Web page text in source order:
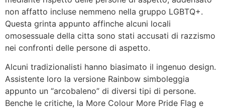
non affatto incluse nemmeno nella gruppo LGBTQ+.
Questa grinta appunto affinche alcuni locali
omosessuale della citta sono stati accusati di razzismo
nei confronti delle persone di aspetto.
Alcuni tradizionalisti hanno biasimato il ingenuo design.
Assistente loro la versione Rainbow simboleggia
appunto un “arcobaleno” di diversi tipi di persone.
Benche le critiche, la More Colour More Pride Flag e